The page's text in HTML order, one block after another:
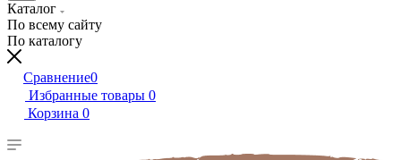
Каталог
По всему сайту
По каталогу
Сравнение0
Избранные товары 0
Корзина 0